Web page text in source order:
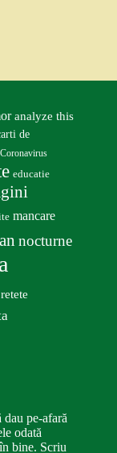
analyze this
de
Coronavirus
educatie
mancare
nocturne
retete
dau pe-afară
odată
bine. Scriu